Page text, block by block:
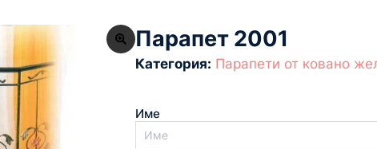
Парапет 2001
Категория: Парапети от ковано
Име